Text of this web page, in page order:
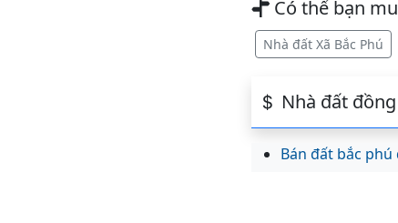
Có thể bạn
Nhà đất Xã Bắc Phú
Nhà đất
Bán đất bắc